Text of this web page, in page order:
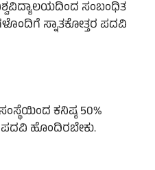
ಸಂಬಂಧಿತ
ಸ್ನಾತಕೋತ್ತರ ಪದವಿ
ಕನಿಷ್ಠ 50%
ಹೊಂದಿರಬೇಕು.